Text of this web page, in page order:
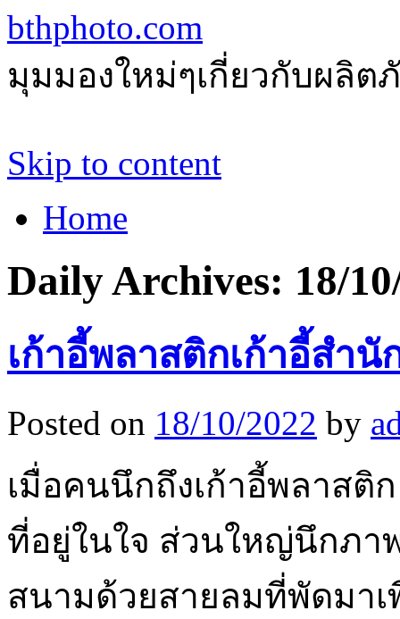
bthphoto.com
มุมมองใหม่ๆเกี่ยวกับผลิ
Skip to content
Home
Daily Archives: 18/
เก้าอี้พลาสติกเก้าอี้สำ
Posted on 18/10/2022 by
เมื่อคนนึกถึงเก้าอี้พลาสติ
ที่อยู่ในใจ ส่วนใหญ่นึกภา
สนามด้วยสายลมที่พัดมาเ